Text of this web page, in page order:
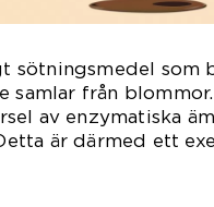
sötningsmedel som
samlar från
av enzymatiska
är därmed ett